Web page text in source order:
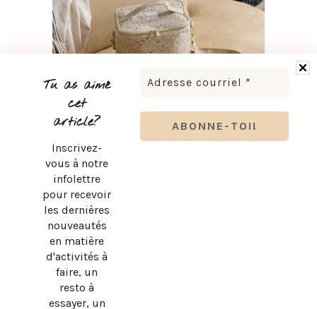
Tu as aimé
cet
article?
Inscrivez-
vous à notre
infolettre
pour recevoir
les dernières
nouveautés
en matière
d'activités à
faire, un
resto à
essayer, un
RENTRÉE SCOLAIRE : LES ESSENTIELS KOZY POUR SON